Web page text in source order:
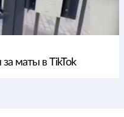
за маты в TikTok